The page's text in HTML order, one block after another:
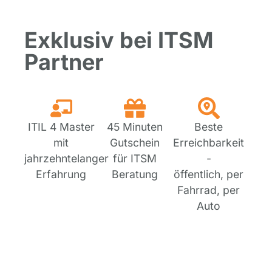
Exklusiv bei ITSM
Partner
ITIL 4 Master
mit
jahrzehntelanger
Erfahrung
45 Minuten
Gutschein
für ITSM
Beratung
Beste
Erreichbarkeit
-
öffentlich, per
Fahrrad, per
Auto